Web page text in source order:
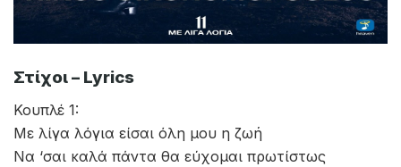
Στίχοι – Lyrics
Κουπλέ 1:
Με λίγα λόγια είσαι όλη μου η ζωή
Να ‘σαι καλά πάντα θα εύχομαι πρωτίστως